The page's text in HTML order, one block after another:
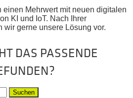
einen Mehrwert mit neuen digitalen
KI und IoT. Nach Ihrer
wir gerne unsere Lösung vor.
DAS PASSENDE
Suchen